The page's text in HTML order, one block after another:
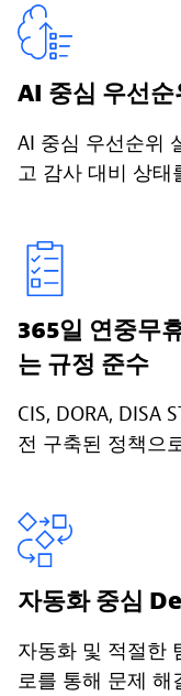
AI 중심 우선순
AI 중심 우선순위
고 감사 대비 상태
365일 연중무
는 규정 준수
CIS, DORA, DISA
전 구축된 정책으
자동화 중심
자동화 및 적절한
로를 통해 문제 해